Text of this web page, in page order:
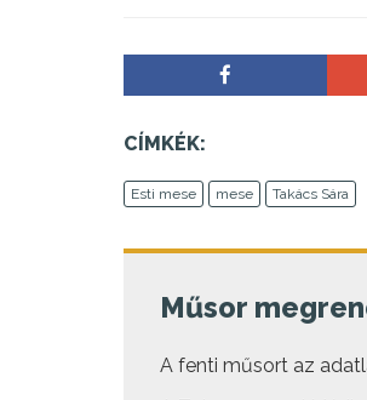
CÍMKÉK:
Esti mese mese Takács Sára
Műsor
A fenti műsort az